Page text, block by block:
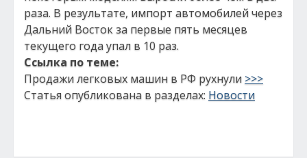
раза. В результате, импорт автомобилей через
Дальний Восток за первые пять месяцев
текущего года упал в 10 раз.
Ссылка по теме:
Продажи легковых машин в РФ рухнули >>>
Статья опубликована в разделах: Новости